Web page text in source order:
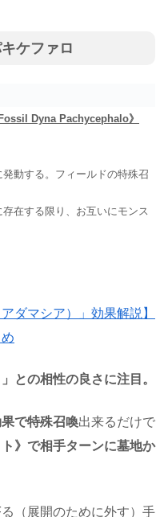
ケファロ
Dyna Pachycephalo》
動する。フィールドの特殊召
在する限り、お互いにモンス
ダマシア）」効果解説】
との相性の良さに注目。
で特殊召喚出来るだけで
》で相手ターンに墓地か
（展開のために外す）手